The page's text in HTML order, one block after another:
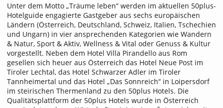
Unter dem Motto „Träume leben“ werden im aktuellen 50plus-
Hotelguide engagierte Gastgeber aus sechs europäischen
Ländern (Österreich, Deutschland, Schweiz, Italien, Tschechien
und Ungarn) in vier ansprechenden Kategorien wie Wandern
& Natur, Sport & Aktiv, Wellness & Vital oder Genuss & Kultur
vorgestellt. Neben dem Hotel Villa Pirandello aus Rom
gesellen sich heuer aus Österreich das Hotel Neue Post im
Tiroler Lechtal, das Hotel Schwarzer Adler im Tiroler
Tannheimertal und das Hotel „Das Sonnreich“ in Loipersdorf
im steirischen Thermenland zu den 50plus Hotels. Die
Qualitätsplattform der 50plus Hotels wurde in Österreich